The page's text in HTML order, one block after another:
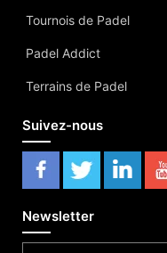
Tournois de Padel
Padel Addict
Terrains de Padel
Suivez-nous
Newsletter